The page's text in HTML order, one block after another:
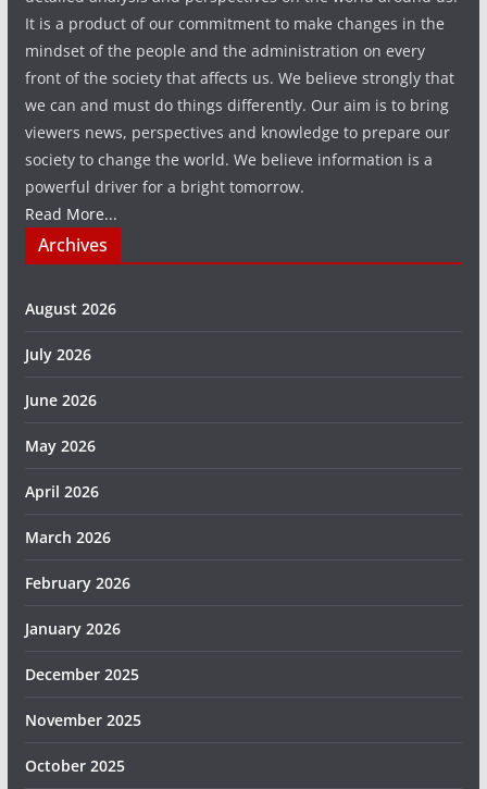
It is a product of our commitment to make changes in the
mindset of the people and the administration on every
front of the society that affects us. We believe strongly that
we can and must do things differently. Our aim is to bring
viewers news, perspectives and knowledge to prepare our
society to change the world. We believe information is a
powerful driver for a bright tomorrow.
Read More...
Archives
August 2026
July 2026
June 2026
May 2026
April 2026
March 2026
February 2026
January 2026
December 2025
November 2025
October 2025